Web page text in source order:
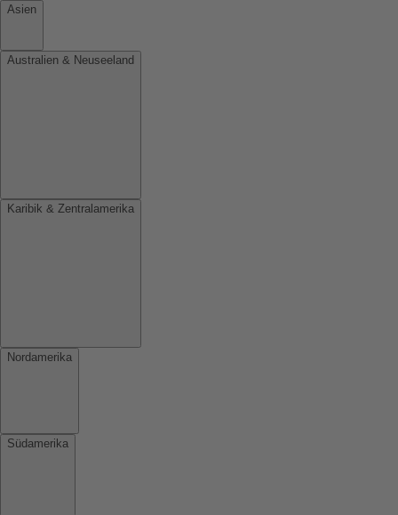
Asien
Australien & Neuseeland
Karibik & Zentralamerika
Nordamerika
Südamerika